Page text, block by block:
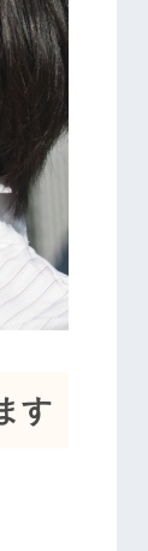
す